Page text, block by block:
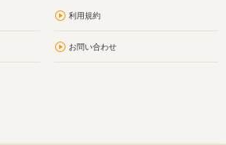
利用規約
お問い合わせ